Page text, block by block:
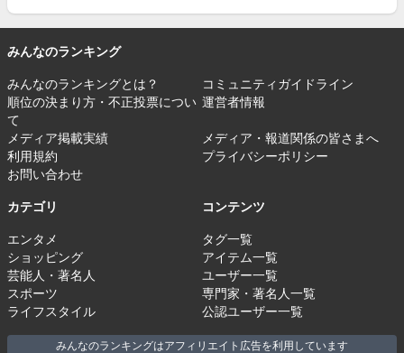
みんなのランキング
みんなのランキングとは？
コミュニティガイドライン
順位の決まり方・不正投票につい
て
運営者情報
メディア掲載実績
メディア・報道関係の皆さまへ
利用規約
プライバシーポリシー
お問い合わせ
カテゴリ
エンタメ
ショッピング
芸能人・著名人
スポーツ
ライフスタイル
コンテンツ
タグ一覧
アイテム一覧
ユーザー一覧
専門家・著名人一覧
公認ユーザー一覧
みんなのランキングはアフィリエイト広告を利用しています